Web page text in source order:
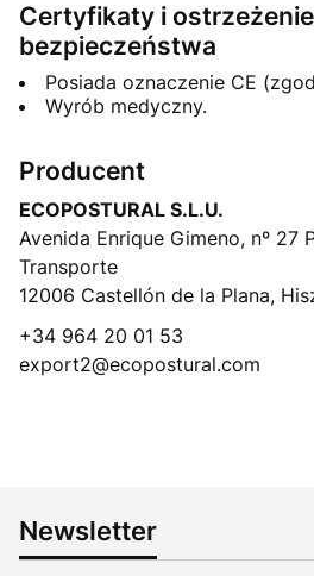
Certyfikaty i ostrzeżenie
bezpieczeństwa
Posiada oznaczenie CE
Wyrób medyczny.
Producent
ECOPOSTURAL S.L.U.
Avenida Enrique Gimeno, nº 27
Transporte
12006 Castellón de la Plana,
+34 964 20 01 53
export2@ecopostural.com
Newsletter